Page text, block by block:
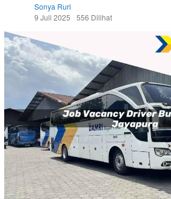
Sonya Ruri
9 Juli 2025
556 Dilihat